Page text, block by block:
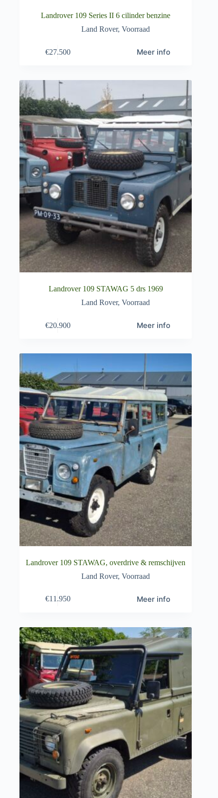
Landrover 109 Series II 6 cilinder benzine
Land Rover, Voorraad
€27.500 Meer info
Landrover 109 STAWAG 5 drs 1969
Land Rover, Voorraad
€20.900 Meer info
Landrover 109 STAWAG, overdrive & remschijven
Land Rover, Voorraad
€11.950 Meer info